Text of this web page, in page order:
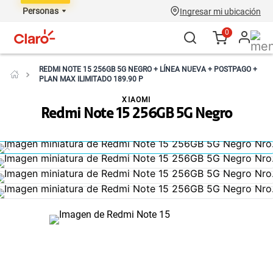
Personas Ingresar mi ubicación
0
REDMI NOTE 15 256GB 5G NEGRO + LÍNEA NUEVA + POSTPAGO +
PLAN MAX ILIMITADO 189.90 P
Redmi Note 15 256GB 5G Negro
XIAOMI